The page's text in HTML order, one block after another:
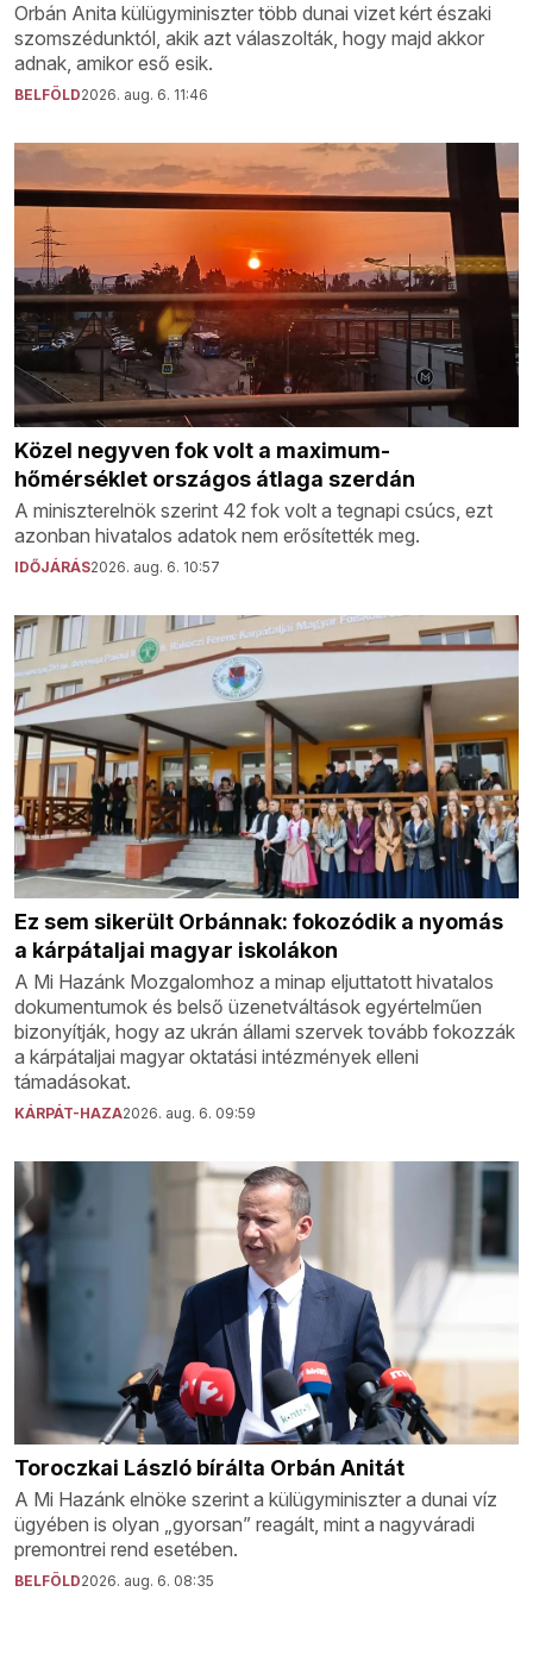
Orbán Anita külügyminiszter több dunai vizet kért északi
szomszédunktól, akik azt válaszolták, hogy majd akkor
adnak, amikor eső esik.
BELFÖLD2026. aug. 6. 11:46
Közel negyven fok volt a maximum-
hőmérséklet országos átlaga szerdán
A miniszterelnök szerint 42 fok volt a tegnapi csúcs, ezt
azonban hivatalos adatok nem erősítették meg.
IDŐJÁRÁS2026. aug. 6. 10:57
Ez sem sikerült Orbánnak: fokozódik a nyomás
a kárpátaljai magyar iskolákon
A Mi Hazánk Mozgalomhoz a minap eljuttatott hivatalos
dokumentumok és belső üzenetváltások egyértelműen
bizonyítják, hogy az ukrán állami szervek tovább fokozzák
a kárpátaljai magyar oktatási intézmények elleni
támadásokat.
KÁRPÁT-HAZA2026. aug. 6. 09:59
Toroczkai László bírálta Orbán Anitát
A Mi Hazánk elnöke szerint a külügyminiszter a dunai víz
ügyében is olyan „gyorsan” reagált, mint a nagyváradi
premontrei rend esetében.
BELFÖLD2026. aug. 6. 08:35